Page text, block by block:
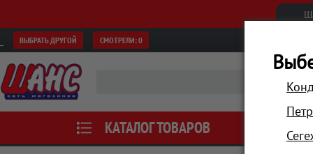
ВЫБРАТЬ ДРУГОЙ СМОТРЕЛИ:0
КАТАЛОГ ТОВАРОВ АКЦИИ